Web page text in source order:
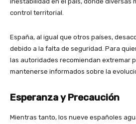
control territorial.
España, al igual que otros países,
debido a la falta de seguridad. Para
las autoridades recomiendan extremar
mantenerse informados sobre la
Esperanza y Precaución
Mientras tanto, los nueve españoles